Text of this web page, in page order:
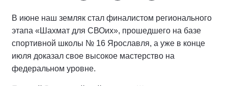
В июне наш земляк стал финалистом регионального
этапа «Шахмат для СВОих», прошедшего на базе
спортивной школы № 16 Ярославля, а уже в конце
июля доказал свое высокое мастерство на
федеральном уровне.